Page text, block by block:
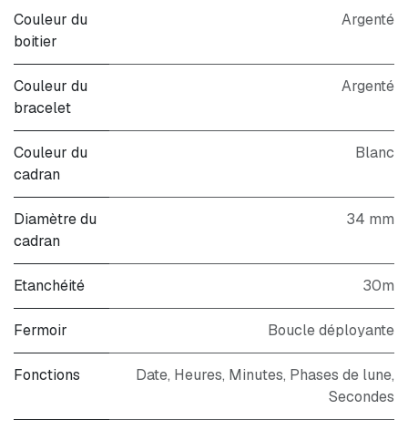
Couleur du
boitier
Argenté
Couleur du
bracelet
Argenté
Couleur du
cadran
Blanc
Diamètre du
cadran
34 mm
Etanchéité 30m
Fermoir Boucle déployante
Fonctions
Date, Heures, Minutes, Phases de lune,
Secondes